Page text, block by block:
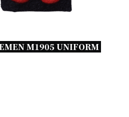
M1905 UNIFORM